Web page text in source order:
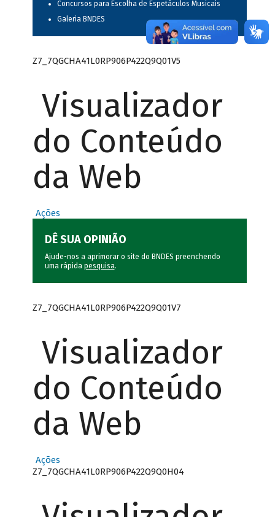
Concursos para Escolha de Espetáculos Musicais
Galeria BNDES
Z7_7QGCHA41L0RP906P422Q9Q01V5
Visualizador
do Conteúdo
da Web
Ações
DÊ SUA OPINIÃO
Ajude-nos a aprimorar o site do BNDES preenchendo
uma rápida pesquisa.
Z7_7QGCHA41L0RP906P422Q9Q01V7
Visualizador
do Conteúdo
da Web
Ações
Z7_7QGCHA41L0RP906P422Q9Q0H04